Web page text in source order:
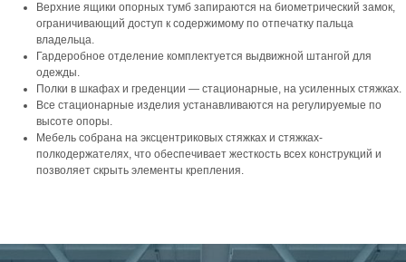
Верхние ящики опорных тумб запираются на биометрический замок,
ограничивающий доступ к содержимому по отпечатку пальца
владельца.
Гардеробное отделение комплектуется выдвижной штангой для
одежды.
Полки в шкафах и греденции — стационарные, на усиленных стяжках.
Все стационарные изделия устанавливаются на регулируемые по
высоте опоры.
Мебель собрана на эксцентриковых стяжках и стяжках-
полкодержателях, что обеспечивает жесткость всех конструкций и
позволяет скрыть элементы крепления.